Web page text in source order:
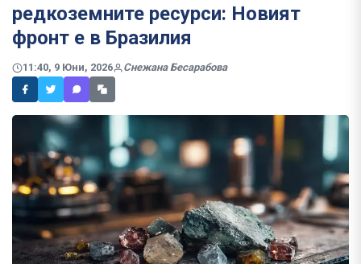
редкоземните ресурси: Новият
фронт е в Бразилия
11:40, 9 Юни, 2026 Снежана Бесарабова